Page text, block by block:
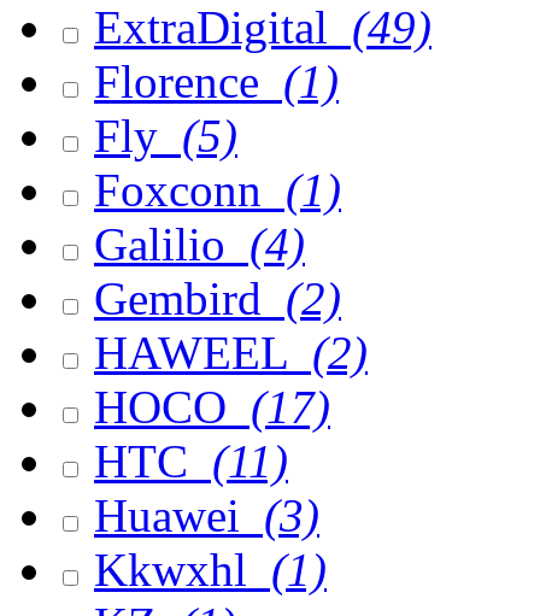
ExtraDigital (49)
Florence (1)
Fly (5)
Foxconn (1)
Galilio (4)
Gembird (2)
HAWEEL (2)
HOCO (17)
HTC (11)
Huawei (3)
Kkwxhl (1)